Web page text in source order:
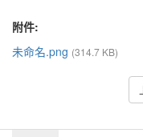
附件:
未命名.png (314.7 KB)